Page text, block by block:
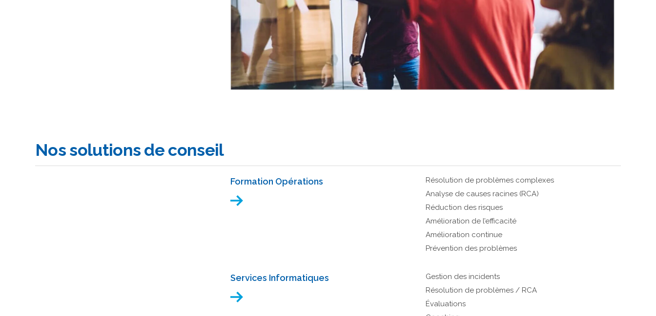
Nos solutions de conseil
Formation Opérations
Résolution de problèmes complexes
Analyse de causes racines (RCA)
Réduction des risques
Amélioration de l’efficacité
Amélioration continue
Prévention des problèmes
Services Informatiques
Gestion des incidents
Résolution de problèmes / RCA
Évaluations